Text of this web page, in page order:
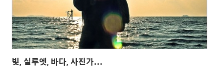
빛, 실루엣, 바다, 사진가...